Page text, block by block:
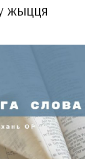
жыцця